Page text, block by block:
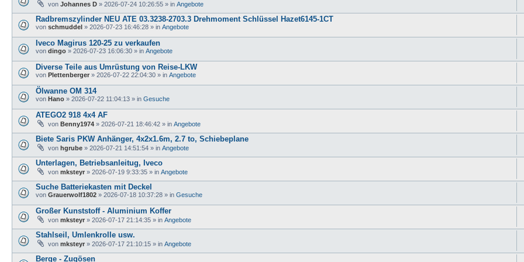
von Johannes D » 2026-07-24 10:26:55 » in Angebote
Radbremszylinder NEU ATE 03.3238-2703.3 Drehmoment Schlüssel Hazet6145-1CT
von schmuddel » 2026-07-23 16:46:28 » in Angebote
Iveco Magirus 120-25 zu verkaufen
von dingo » 2026-07-23 16:06:30 » in Angebote
Diverse Teile aus Umrüstung von Reise-LKW
von Plettenberger » 2026-07-22 22:04:30 » in Angebote
Ölwanne OM 314
von Hano » 2026-07-22 11:04:13 » in Gesuche
ATEGO2 918 4x4 AF
von Benny1974 » 2026-07-21 18:46:42 » in Angebote
Biete Saris PKW Anhänger, 4x2x1.6m, 2.7 to, Schiebeplane
von hgrube » 2026-07-21 14:51:54 » in Angebote
Unterlagen, Betriebsanleitug, Iveco
von mksteyr » 2026-07-19 9:33:35 » in Angebote
Suche Batteriekasten mit Deckel
von Grauerwolf1802 » 2026-07-18 10:37:28 » in Gesuche
Großer Kunststoff - Aluminium Koffer
von mksteyr » 2026-07-17 21:14:35 » in Angebote
Stahlseil, Umlenkrolle usw.
von mksteyr » 2026-07-17 21:10:15 » in Angebote
Berge - Zugösen